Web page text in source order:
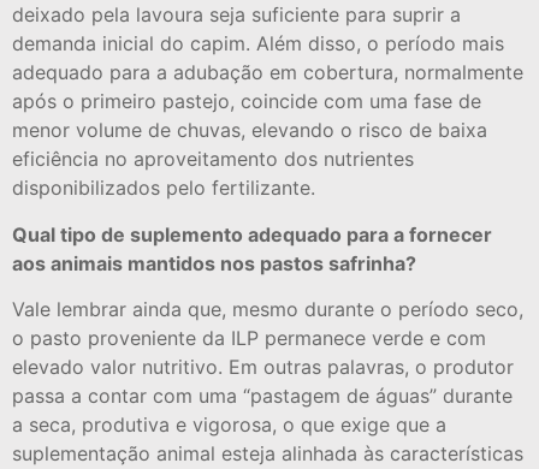
deixado pela lavoura seja suficiente para suprir a
demanda inicial do capim. Além disso, o período mais
adequado para a adubação em cobertura, normalmente
após o primeiro pastejo, coincide com uma fase de
menor volume de chuvas, elevando o risco de baixa
eficiência no aproveitamento dos nutrientes
disponibilizados pelo fertilizante.
Qual tipo de suplemento adequado para a fornecer
aos animais mantidos nos pastos safrinha?
Vale lembrar ainda que, mesmo durante o período seco,
o pasto proveniente da ILP permanece verde e com
elevado valor nutritivo. Em outras palavras, o produtor
passa a contar com uma “pastagem de águas” durante
a seca, produtiva e vigorosa, o que exige que a
suplementação animal esteja alinhada às características